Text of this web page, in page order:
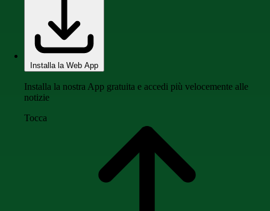
Installa la Web App
Installa la nostra App gratuita e accedi più velocemente alle
notizie
Tocca